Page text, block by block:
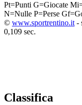
Pt=Punti G=Giocate
N=Nulle P=Perse
© www.sportrentino.it -
0,109 sec.
Classifica